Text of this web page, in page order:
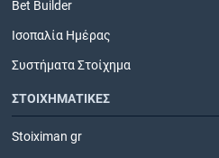
Bet Builder
Ισοπαλία Ημέρας
Συστήματα Στοίχημα
ΣΤΟΙΧΗΜΑΤΙΚΕΣ
Stoiximan gr